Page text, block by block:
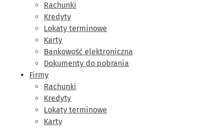
Rachunki
Kredyty
Lokaty terminowe
Karty
Bankowość elektroniczna
Dokumenty do pobrania
Firmy
Rachunki
Kredyty
Lokaty terminowe
Karty